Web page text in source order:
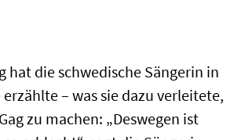
hat die schwedische Sängerin in
– was sie dazu verleitete,
zu machen: „Deswegen ist